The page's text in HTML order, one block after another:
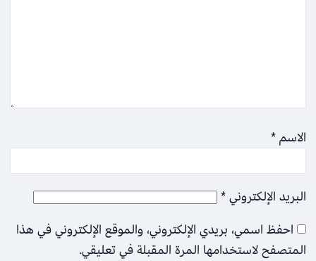
الاسم*
البريد الإلكتروني*
احفظ اسمي، بريدي الإلكتروني، والموقع الإلكتروني في هذا
المتصفح لاستخدامها المرة المقبلة في تعليقي.